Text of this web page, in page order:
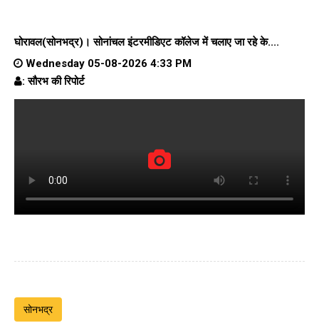
घोरावल(सोनभद्र)। सोनांचल इंटरमीडिएट कॉलेजमें चलाए जा रहे के....
Wednesday 05-08-2026 4:33 PM
: सौरभ की रिपोर्ट
सोनभद्र